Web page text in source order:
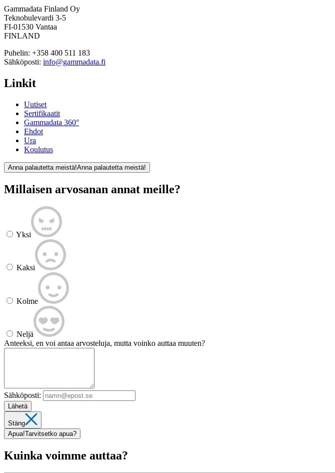
Gammadata Finland Oy
Teknobulevardi 3-5
FI-01530 Vantaa
FINLAND
Puhelin: +358 400 511 183
Sähköposti: info@gammadata.fi
Linkit
Uutiset
Sertifikaatit
Gammadata 360°
Ehdot
Ura
Koulutus
Anna palautetta meistä!Anna palautetta meistä!
Millaisen arvosanan annat meille?
Yksi
Kaksi
Kolme
Neljä
Anteeksi, en voi antaa arvosteluja, mutta voinko auttaa muuten?
Sähköposti:
Lähetä
Stäng
Apua!Tarvitsetko apua?
Kuinka voimme auttaa?